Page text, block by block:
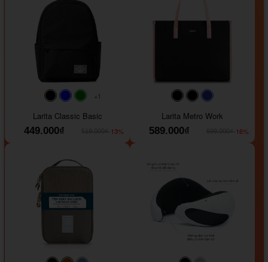
#faf0e6#000000#0000FF
+1
Larita Classic Basic
449.000₫
-13%
#000000#000000
Larita Metro Work
589.000₫
-16%